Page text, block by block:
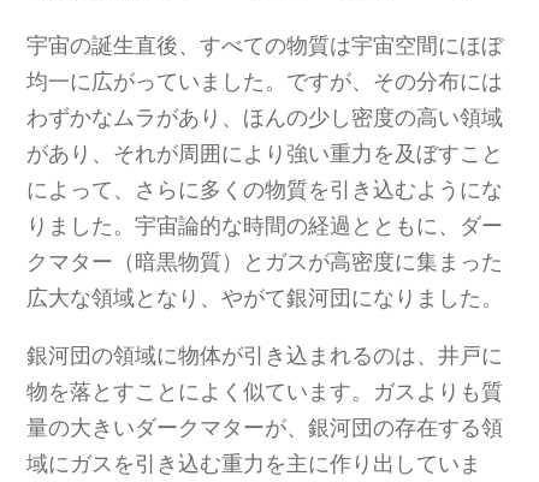
宇宙の誕生直後、すべての物質は宇宙空間にほぼ
均一に広がっていました。ですが、その分布には
わずかなムラがあり、ほんの少し密度の高い領域
があり、それが周囲により強い重力を及ぼすこと
によって、さらに多くの物質を引き込むようにな
りました。宇宙論的な時間の経過とともに、ダー
クマター（暗黒物質）とガスが高密度に集まった
広大な領域となり、やがて銀河団になりました。
銀河団の領域に物体が引き込まれるのは、井戸に
物を落とすことによく似ています。ガスよりも質
量の大きいダークマターが、銀河団の存在する領
域にガスを引き込む重力を主に作り出していま